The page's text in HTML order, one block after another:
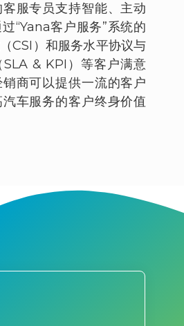
服专员支持智能、主动
“Yana客户服务”系统的
CSI）和服务水平协议与
SLA & KPI）等客户满意
商可以提供一流的客户
车服务的客户终身价值